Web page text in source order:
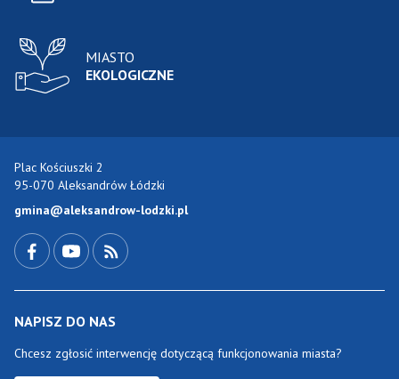
MIASTO
EKOLOGICZNE
Plac Kościuszki 2
95-070 Aleksandrów Łódzki
gmina@aleksandrow-lodzki.pl
NAPISZ DO NAS
Chcesz zgłosić interwencję dotyczącą funkcjonowania miasta?